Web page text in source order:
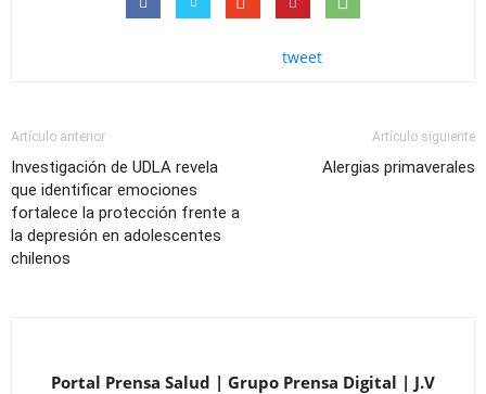
tweet
Artículo anterior
Investigación de UDLA revela
que identificar emociones
fortalece la protección frente a
la depresión en adolescentes
chilenos
Artículo siguiente
Alergias primaverales
Portal Prensa Salud | Grupo Prensa Digital | J.V